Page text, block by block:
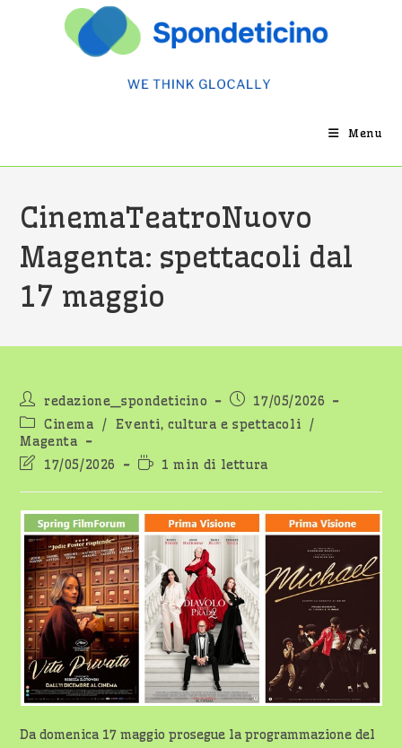
Menu
CinemaTeatroNuovo
Magenta: spettacoli dal
17 maggio
Autore
dell'articolo:
redazione_spondeticino
Articolo
pubblicato:
17/05/2026
Categoria
dell'articolo:
Cinema / Eventi, cultura e spettacoli /
Magenta
Ultima
dell'articolo:
17/05/2026
Tempo
lettura:
1 min di lettura
Da domenica 17 maggio prosegue la programmazione del